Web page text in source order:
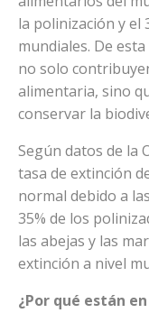
la polinización y el
mundiales. De
no solo
alimentaria, sino
conservar la
Según datos de la
tasa de extinción
normal debido a
35% de los
las abejas y las
extinción a nivel
¿Por qué están